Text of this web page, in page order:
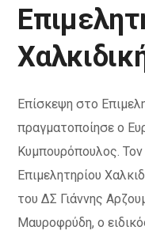
Επίσκεψη στο
πραγματοποίησε ο
Κυμπουρόπουλος.
Επιμελητηρίου
του ΔΣ Γιάννης
Μαυροφρύδη, o